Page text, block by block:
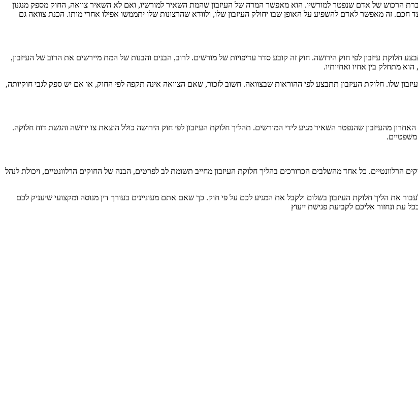
הרכוש של אדם שנפטר למורשיו. הוא מאפשר המרה של העיזבון שהמת השאיר למורשיו, ואם לא השאיר צוואה, החוק מספק מנגנון
זה מאפשר לאדם להשפיע על האופן שבו יחולק העיזבון שלו, ולוודא שהרצונות שלו יתממשו אפילו אחרי מותו. הכנת צוואה גם
עיזבון לפי חוק הירושה. חוק זה קובע סדר עדיפויות של מורשים. לרוב, הבנים והבנות של המת מיירשים את הרוב של העיזבון,
מתחלק בין אחיו ואחיותיו.
שלו. חלוקת העיזבון תתבצע לפי ההוראות שבצוואה. חשוב לזכור, שאם הצוואה אינה תקפה לפי החוק, או אם יש ספק לגבי חוקיותה,
מהעיזבון שהנפטר השאיר מגיע לידי המורשים. תהליך חלוקת העיזבון לפי חוק הירושה כולל הוצאת צו ירושה והגשת דוח חלוקה.
.
הרלוונטיים. כל אחד מהשלבים הכרורכים בהליך חלוקת העיזבון מחייב תשומת לב לפרטים, הבנה של החוקים הרלוונטיים, ויכולת לנהל
את הליך חלוקת העיזבון בשלום ולקבל את המגיע לכם על פי חוק. כך שאם אתם מעוניינים בעורך דין מנוסה ומקצועי שיעניק לכם
עת ונחזור אליכם לקביעת פגישת ייעוץ